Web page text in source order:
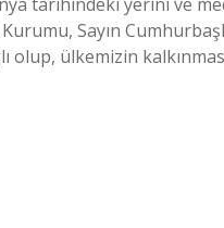
Sayın
ülkemizin